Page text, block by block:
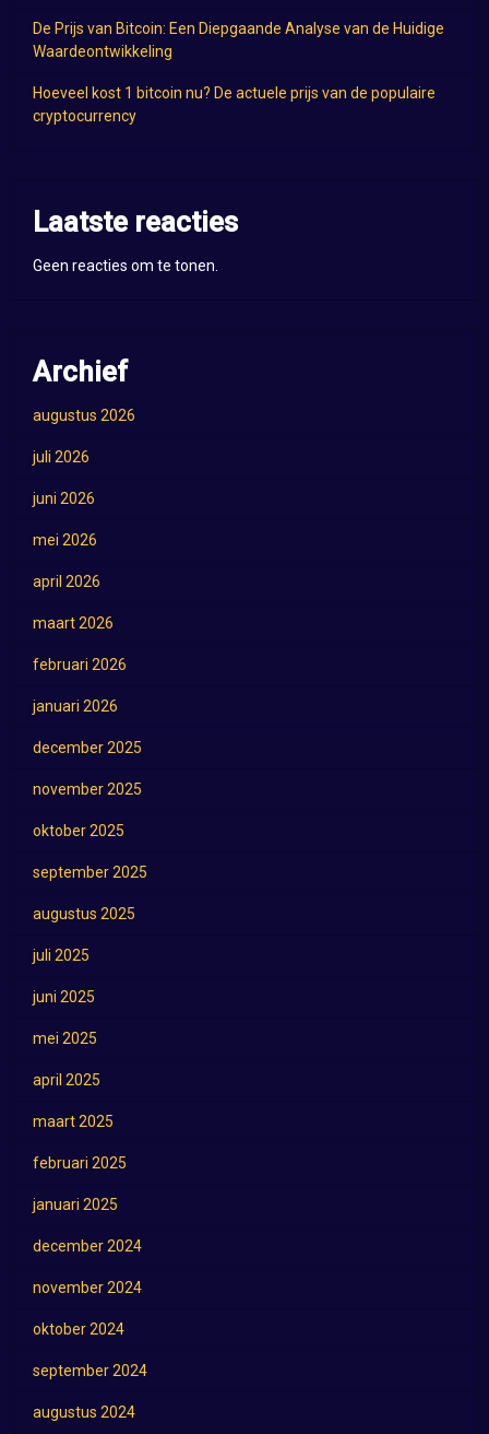
De Prijs van Bitcoin: Een Diepgaande Analyse van de Huidige
Waardeontwikkeling
Hoeveel kost 1 bitcoin nu? De actuele prijs van de populaire
cryptocurrency
Laatste reacties
Geen reacties om te tonen.
Archief
augustus 2026
juli 2026
juni 2026
mei 2026
april 2026
maart 2026
februari 2026
januari 2026
december 2025
november 2025
oktober 2025
september 2025
augustus 2025
juli 2025
juni 2025
mei 2025
april 2025
maart 2025
februari 2025
januari 2025
december 2024
november 2024
oktober 2024
september 2024
augustus 2024